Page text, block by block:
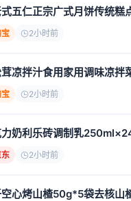
五仁正宗广式月饼传统糕
2小时前
凉拌汁食用家用调味凉拌
2小时前
力奶利乐砖调制乳
2小时前
心烤山楂50g*5袋去核山